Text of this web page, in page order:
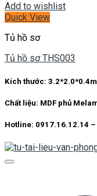
Add to wishlist
Quick View
Tủ hồ sơ
Tủ hồ sơ THS003
Kích thước: 3.2*2.0*0.4m
Chất liệu: MDF phủ
Hotline: 0917.16.12.14